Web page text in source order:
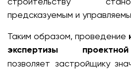
предсказуемым и
Таким образом, проведение
экспертизы
позволяет застройщику